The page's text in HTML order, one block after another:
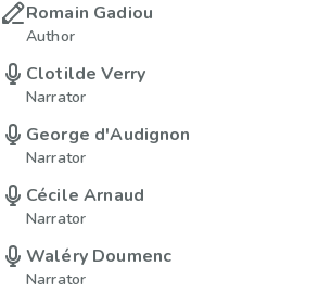
Romain Gadiou
Author
Clotilde Verry
Narrator
George d'Audignon
Narrator
Cécile Arnaud
Narrator
Waléry Doumenc
Narrator